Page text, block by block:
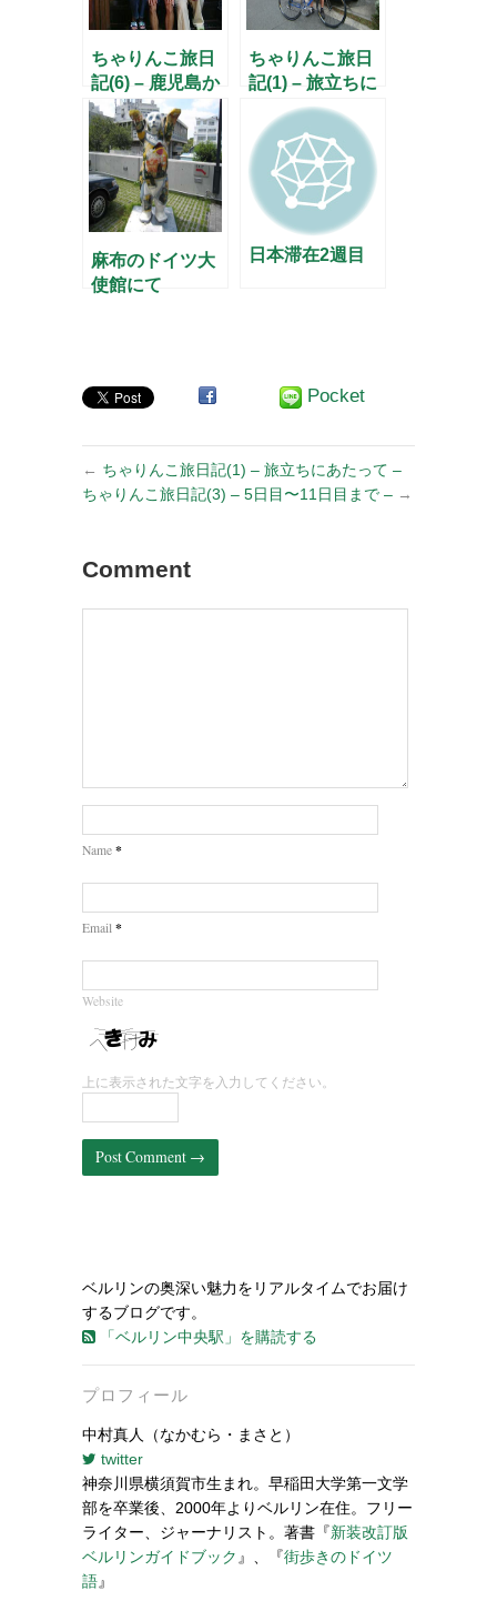
ちゃりんこ旅日
記(6) – 鹿児島か
ら宮崎へ –
ちゃりんこ旅日
記(1) – 旅立ちに
あたって –
麻布のドイツ大
使館にて
日本滞在2週目
Pocket
← ちゃりんこ旅日記(1) – 旅立ちにあたって –
ちゃりんこ旅日記(3) – 5日目〜11日目まで – →
Comment
Name *
Email *
Website
上に表示された文字を入力してください。
ベルリンの奥深い魅力をリアルタイムでお届け
するブログです。
「ベルリン中央駅」を購読する
プロフィール
中村真人（なかむら・まさと）
twitter
神奈川県横須賀市生まれ。早稲田大学第一文学
部を卒業後、2000年よりベルリン在住。フリー
ライター、ジャーナリスト。著書『新装改訂版
ベルリンガイドブック』、『街歩きのドイツ
語』